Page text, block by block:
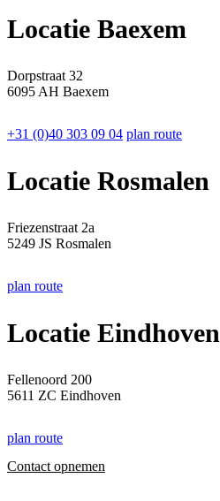
Locatie Baexem
Dorpstraat 32
6095 AH Baexem
+31 (0)40 303 09 04 plan route
Locatie Rosmalen
Friezenstraat 2a
5249 JS Rosmalen
plan route
Locatie Eindhoven
Fellenoord 200
5611 ZC Eindhoven
plan route
Contact opnemen